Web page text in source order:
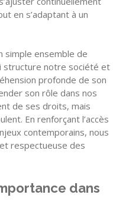
en s’adaptant à un
simple ensemble de
structure notre société et
profonde de son
son rôle dans nos
de ses droits, mais
En renforçant l’accès
contemporains, nous
respectueuse des
dans